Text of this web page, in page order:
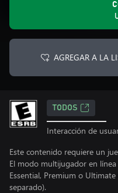
AGREGAR A LA
TODOS
Interacción de
Este contenido requiere un
El modo multijugador en
Essential, Premium o
separado).